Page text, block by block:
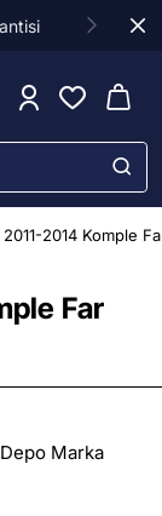
Far
2014 Komple